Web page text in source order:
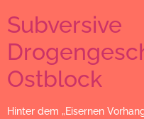
Subversive
Ostblock
Hinter dem „Eisernen